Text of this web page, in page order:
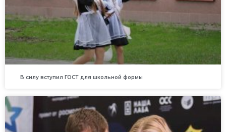
В силу вступил ГОСТ для школьной формы